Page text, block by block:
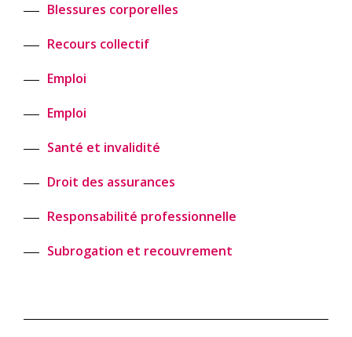
Blessures corporelles
Recours collectif
Emploi
Emploi
Santé et invalidité
Droit des assurances
Responsabilité professionnelle
Subrogation et recouvrement